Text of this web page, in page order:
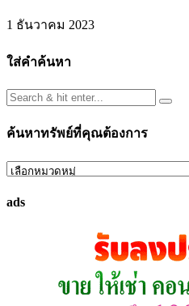
1 ธันวาคม 2023
ใส่คำค้นหา
ค้นหาทรัพย์ที่คุณต้องการ
ค้นหา
ที่
ads